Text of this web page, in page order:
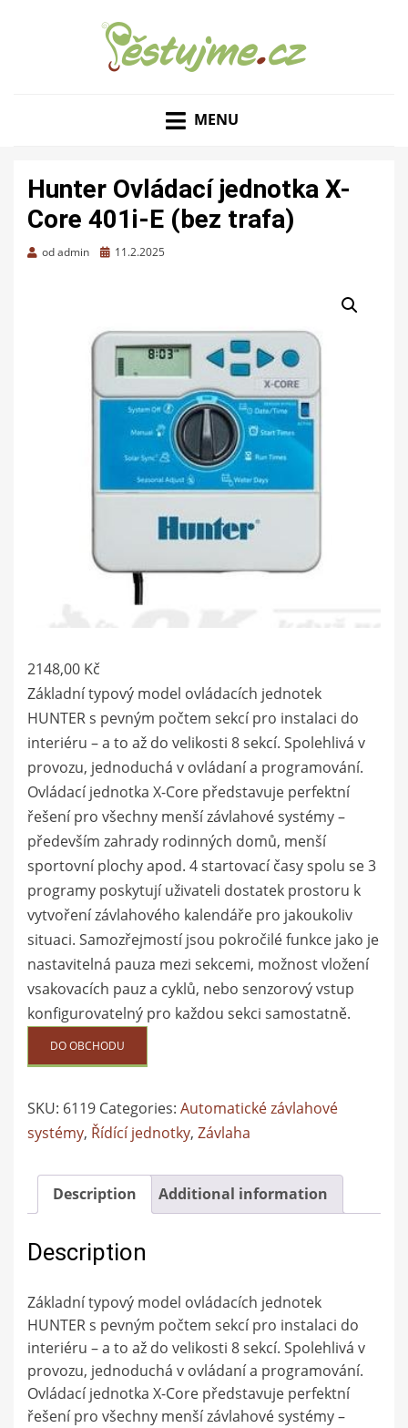
MENU
Hunter Ovládací jednotka X-
Core 401i-E (bez trafa)
odadmin
Zveřejněno
11.2.2025
2148,00 Kč
Základní typový model ovládacích jednotek
HUNTER s pevným počtem sekcí pro instalaci do
interiéru – a to až do velikosti 8 sekcí. Spolehlivá v
provozu, jednoduchá v ovládaní a programování.
Ovládací jednotka X-Core představuje perfektní
řešení pro všechny menší závlahové systémy –
především zahrady rodinných domů, menší
sportovní plochy apod. 4 startovací časy spolu se 3
programy poskytují uživateli dostatek prostoru k
vytvoření závlahového kalendáře pro jakoukoliv
situaci. Samozřejmostí jsou pokročilé funkce jako je
nastavitelná pauza mezi sekcemi, možnost vložení
vsakovacích pauz a cyklů, nebo senzorový vstup
konfigurovatelný pro každou sekci samostatně.
DO OBCHODU
SKU: 6119 Categories: Automatické závlahové
systémy, Řídící jednotky, Závlaha
Description Additional information
Description
Základní typový model ovládacích jednotek
HUNTER s pevným počtem sekcí pro instalaci do
interiéru – a to až do velikosti 8 sekcí. Spolehlivá v
provozu, jednoduchá v ovládaní a programování.
Ovládací jednotka X-Core představuje perfektní
řešení pro všechny menší závlahové systémy –